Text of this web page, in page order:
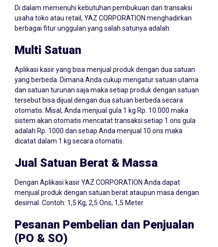
Di dalam memenuhi kebutuhan pembukuan dan transaksi
usaha toko atau retail, YAZ CORPORATION menghadirkan
berbagai fitur unggulan yang salah satunya adalah:
Multi Satuan
Aplikasi kasir yang bisa menjual produk dengan dua satuan
yang berbeda. Dimana Anda cukup mengatur satuan utama
dan satuan turunan saja maka setiap produk dengan satuan
tersebut bisa dijual dengan dua satuan berbeda secara
otomatis. Misal, Anda menjual gula 1 kg Rp. 10.000 maka
sistem akan otomatis mencatat transaksi setiap 1 ons gula
adalah Rp. 1000 dan setiap Anda menjual 10 ons maka
dicatat dalam 1 kg secara otomatis.
Jual Satuan Berat & Massa
Dengan Aplikasi kasir YAZ CORPORATION Anda dapat
menjual produk dengan satuan berat ataupun masa dengan
desimal. Contoh: 1,5 Kg, 2,5 Ons, 1,5 Meter.
Pesanan Pembelian dan Penjualan
(PO & SO)